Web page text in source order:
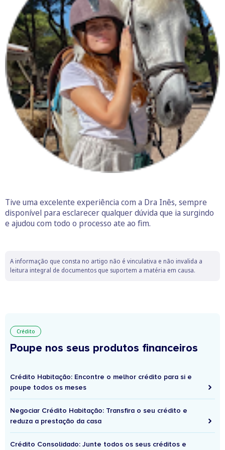
Tive uma excelente experiência com a Dra Inês, sempre
disponível para esclarecer qualquer dúvida que ia surgindo
e ajudou com todo o processo ate ao fim.
A informação que consta no artigo não é vinculativa e não invalida a
leitura integral de documentos que suportem a matéria em causa.
Crédito
Poupe nos seus produtos financeiros
Crédito Habitação: Encontre o melhor crédito para si e
poupe todos os meses
Negociar Crédito Habitação: Transfira o seu crédito e
reduza a prestação da casa
Crédito Consolidado: Junte todos os seus créditos e